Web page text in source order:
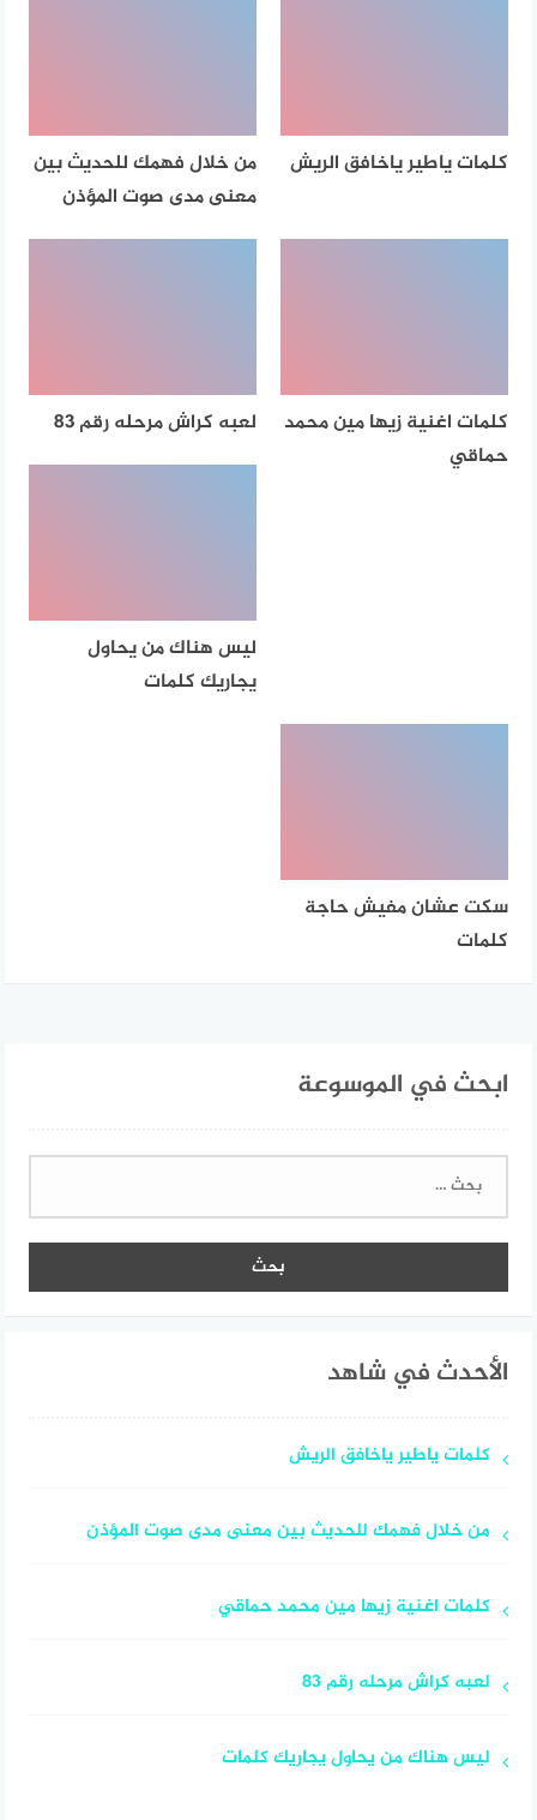
كلمات ياطير ياخافق الريش
من خلال فهمك للحديث بين
معنى مدى صوت المؤذن
كلمات اغنية زيها مين محمد
حماقي
لعبه كراش مرحله رقم 83
ليس هناك من يحاول
يجاريك كلمات
سكت عشان مفيش حاجة
كلمات
ابحث في الموسوعة
البحث
الأحدث في شاهد
كلمات ياطير ياخافق الريش
من خلال فهمك للحديث بين معنى مدى صوت المؤذن
كلمات اغنية زيها مين محمد حماقي
لعبه كراش مرحله رقم 83
ليس هناك من يحاول يجاريك كلمات